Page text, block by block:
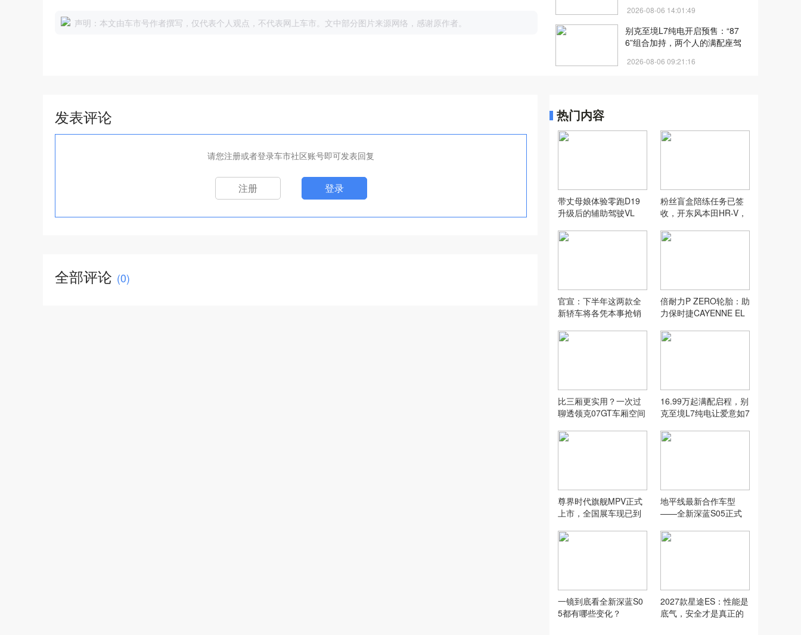
声明：本文由车市号作者撰写，仅代表个人观点，不代表网上车市。文中部分图片来源网络，感谢原作者。
2026-08-06 14:01:49
别克至境L7纯电开启预售：“87
6”组合加持，两个人的满配座驾
2026-08-06 09:21:16
发表评论
请您注册或者登录车市社区账号即可发表回复
注册 登录
全部评论 (0)
热门内容
带丈母娘体验零跑D19
升级后的辅助驾驶VL
粉丝盲盒陪练任务已签
收，开东风本田HR-V，
官宣：下半年这两款全
新轿车将各凭本事抢销
倍耐力P ZERO轮胎：助
力保时捷CAYENNE EL
比三厢更实用？一次过
聊透领克07GT车厢空间
16.99万起满配启程，别
克至境L7纯电让爱意如7
尊界时代旗舰MPV正式
上市，全国展车现已到
地平线最新合作车型
——全新深蓝S05正式
一镜到底看全新深蓝S0
5都有哪些变化？
2027款星途ES：性能是
底气，安全才是真正的